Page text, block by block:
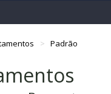
Padrão